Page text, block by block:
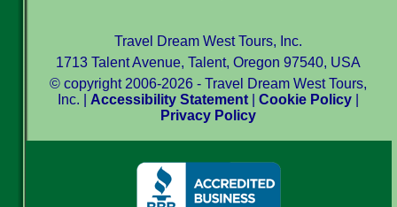
Travel Dream West Tours, Inc.
1713 Talent Avenue, Talent, Oregon 97540, USA
© copyright 2006-2026 - Travel Dream West Tours,
Inc. | Accessibility Statement |Cookie Policy
Privacy Policy